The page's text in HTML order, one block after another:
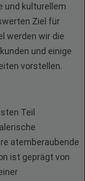
und kulturellem
Ziel für
werden wir die
und einige
vorstellen.
Teil
atemberaubende
ist geprägt von